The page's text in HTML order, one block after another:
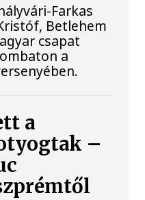
Farkas
Betlehem
csapat
a
a
–